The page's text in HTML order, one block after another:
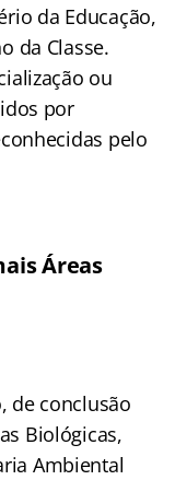
da Educação,
da Classe.
ou
por
pelo
Áreas
de conclusão
Biológicas,
Ambiental